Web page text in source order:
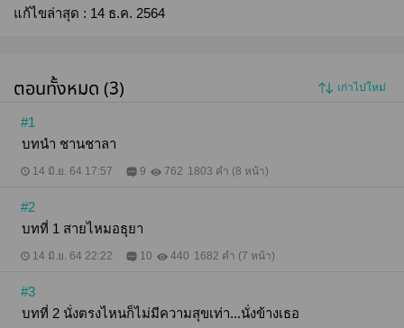
แก้ไขล่าสุด : 14 ธ.ค. 2564
ตอนทั้งหมด (3) เก่าไปใหม่
#1
บทนำ ชานชาลา
14 มิ.ย. 64 17:57 9 762 1803 คำ (8 หน้า)
#2
บทที่ 1 สายไหมอธุยา
14 มิ.ย. 64 22:22 10 440 1682 คำ (7 หน้า)
#3
บทที่ 2 นั่งตรงไหนก็ไม่มีความสุขเท่า...นั่งข้างเธอ